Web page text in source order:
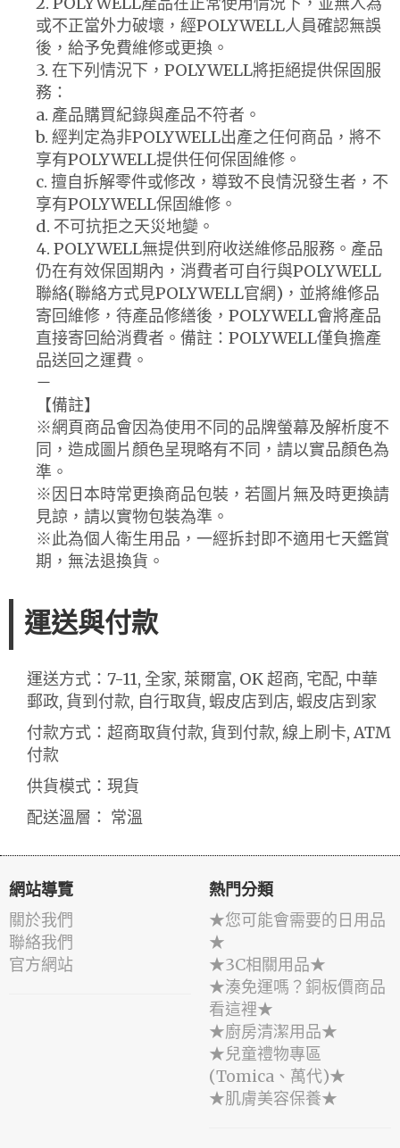
或不正當外力破壞，經POLYWELL人員確認無誤
後，給予免費維修或更換。
3. 在下列情況下，POLYWELL將拒絕提供保固服
務：
a. 產品購買紀錄與產品不符者。
b. 經判定為非POLYWELL出產之任何商品，將不
享有POLYWELL提供任何保固維修。
c. 擅自拆解零件或修改，導致不良情況發生者，不
享有POLYWELL保固維修。
d. 不可抗拒之天災地變。
4. POLYWELL無提供到府收送維修品服務。產品
仍在有效保固期內，消費者可自行與POLYWELL
聯絡(聯絡方式見POLYWELL官網)，並將維修品
寄回維修，待產品修繕後，POLYWELL會將產品
直接寄回給消費者。備註：POLYWELL僅負擔產
品送回之運費。
－
【備註】
※網頁商品會因為使用不同的品牌螢幕及解析度不
同，造成圖片顏色呈現略有不同，請以實品顏色為
準。
※因日本時常更換商品包裝，若圖片無及時更換請
見諒，請以實物包裝為準。
※此為個人衛生用品，一經拆封即不適用七天鑑賞
期，無法退換貨。
運送與付款
運送方式：7-11, 全家, 萊爾富, OK 超商, 宅配, 中華
郵政, 貨到付款, 自行取貨, 蝦皮店到店, 蝦皮店到家
付款方式：超商取貨付款, 貨到付款, 線上刷卡, ATM
付款
供貨模式：現貨
配送溫層： 常溫
網站導覽
關於我們
聯絡我們
官方網站
熱門分類
★您可能會需要的日用品
★
★3C相關用品★
★湊免運嗎？銅板價商品
看這裡★
★廚房清潔用品★
★兒童禮物專區
(Tomica、萬代)★
★肌膚美容保養★